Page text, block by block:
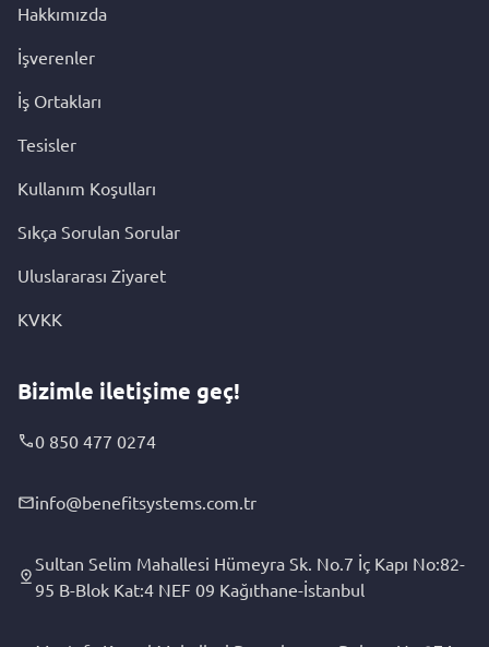
Hakkımızda
İşverenler
İş Ortakları
Tesisler
Kullanım Koşulları
Sıkça Sorulan Sorular
Uluslararası Ziyaret
KVKK
Bizimle iletişime geç!
0 850 477 0274
info@benefitsystems.com.tr
Sultan Selim Mahallesi Hümeyra Sk. No.7 İç Kapı No:82-
95 B-Blok Kat:4 NEF 09 Kağıthane-İstanbul